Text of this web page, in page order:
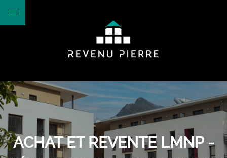
ACHAT ET REVENTE LMNP -